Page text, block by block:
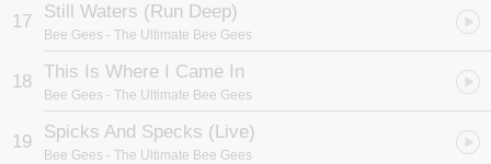
17 Still Waters (Run Deep)
Bee Gees - The Ultimate Bee Gees
18 This Is Where I Came In
Bee Gees - The Ultimate Bee Gees
19 Spicks And Specks (Live)
Bee Gees - The Ultimate Bee Gees